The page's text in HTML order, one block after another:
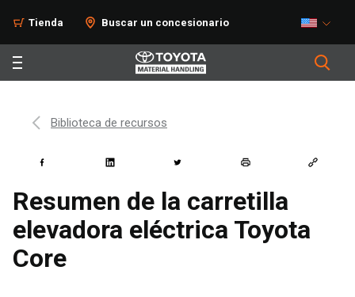
Tienda Buscar un concesionario
Biblioteca de recursos
Resumen de la carretilla
elevadora eléctrica Toyota
Core